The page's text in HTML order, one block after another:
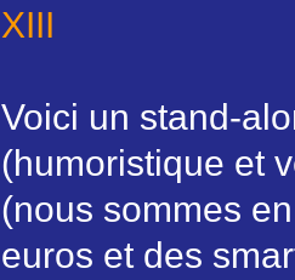
XIII
Voici un stand-
(humoristique et
(nous sommes
euros et des